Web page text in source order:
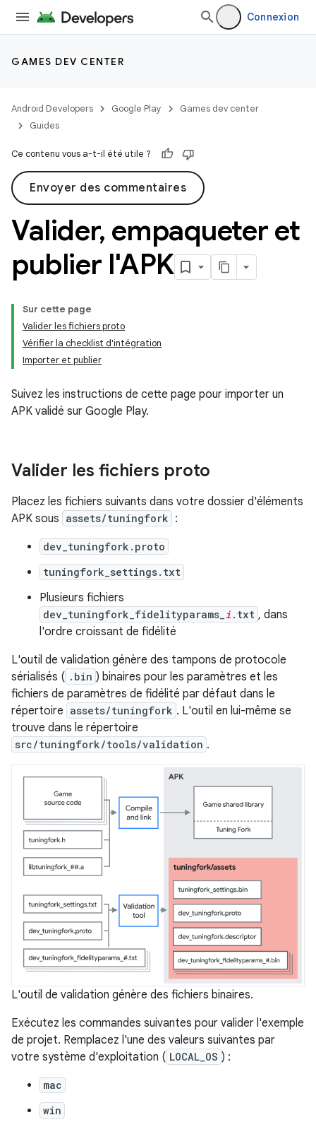
Connexion
GAMES DEV CENTER
Android Developers Google Play
Games dev center
Guides
Ce contenu vous a-t-il été utile ?
Envoyer des commentaires
Valider, empaqueter et
publier l'APK
Sur cette page
Valider les fichiers proto
Vérifier la checklist d'intégration
Importer et publier
Suivez les instructions de cette page pour importer un
APK validé sur Google Play.
Valider les fichiers proto
Placez les fichiers suivants dans votre dossier d'éléments
APK sous assets/tuningfork :
dev_tuningfork.proto
tuningfork_settings.txt
Plusieurs fichiers
dev_tuningfork_fidelityparams_ i .txt , dans
l'ordre croissant de fidélité
L'outil de validation génère des tampons de protocole
sérialisés ( .bin ) binaires pour les paramètres et les
fichiers de paramètres de fidélité par défaut dans le
répertoire assets/tuningfork . L'outil en lui-même se
trouve dans le répertoire
src/tuningfork/tools/validation .
L'outil de validation génère des fichiers binaires.
Exécutez les commandes suivantes pour valider l'exemple
de projet. Remplacez l'une des valeurs suivantes par
votre système d'exploitation ( LOCAL_OS ) :
mac
win